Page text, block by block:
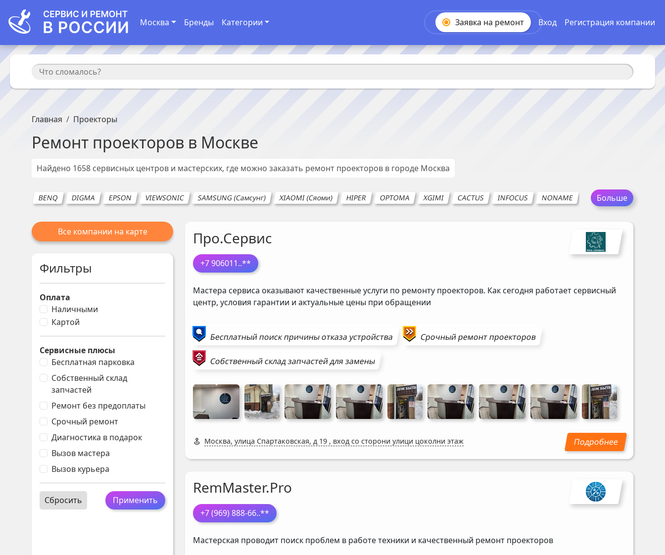
Москва Бренды Категории Заявка на ремонт Вход Регистрация компании
Главная Проекторы
Ремонт проекторов в Москве
Найдено 1658 сервисных центров и мастерских, где можно заказать ремонт проекторов в городе Москва
BENQ DIGMA EPSON VIEWSONIC SAMSUNG (Самсунг) XIAOMI (Сяоми) HIPER OPTOMA XGIMI CACTUS INFOCUS NONAME ACER (Асер)
Больше
Все компании на карте
Фильтры
Оплата
Наличными
Картой
Сервисные плюсы
Бесплатная парковка
Собственный склад
запчастей
Ремонт без предоплаты
Срочный ремонт
Диагностика в подарок
Вызов мастера
Вызов курьера
Применить
Сбросить
Про.Сервис
+7 906011..**
Мастера сервиса оказывают качественные услуги по ремонту проекторов. Как сегодня работает сервисный
центр, условия гарантии и актуальные цены при обращении
Бесплатный поиск причины отказа устройства Срочный ремонтпроекторов
Собственный склад запчастей для замены
Москва, улица Спартаковская, д 19 , вход со сторони улици цоколни этаж
RemMaster.Pro
+7 (969) 888-66..**
Мастерская проводит поиск проблем в работе техники и качественный ремонт проекторов